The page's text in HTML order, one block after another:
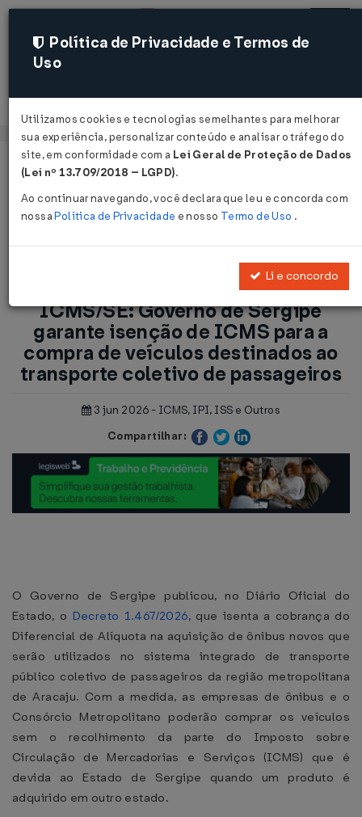
Acessar
Página Inicial
Notícias
compra de veículos destinados ao transporte coletivo de
passageiros...
Voltar
ICMS/SE: Governo de Sergipe
garante isenção de ICMS para a
compra de veículos destinados ao
transporte coletivo de passageiros
3 jun 2026 - ICMS, IPI, ISS e Outros
Compartilhar:
O Governo de Sergipe publicou, no Diário Oficial do
Estado, o Decreto 1.467/2026, que isenta a cobrança do
Diferencial de Alíquota na aquisição de ônibus novos que
serão utilizados no sistema integrado de transporte
público coletivo de passageiros da região metropolitana
de Aracaju. Com a medida, as empresas de ônibus e o
Consórcio Metropolitano poderão comprar os veículos
sem o recolhimento da parte do Imposto sobre
Circulação de Mercadorias e Serviços (ICMS) que é
devida ao Estado de Sergipe quando um produto é
adquirido em outro estado.
Política de Privacidade e Termos de
Uso
Utilizamos cookies e tecnologias semelhantes para melhorar
sua experiência, personalizar conteúdo e analisar o tráfego do
site, em conformidade com a Lei Geral de Proteção de Dados
(Lei nº 13.709/2018 – LGPD).
Ao continuar navegando, você declara que leu e concorda com
nossaPolítica de Privacidade e nosso Termo de Uso .
Li e concordo